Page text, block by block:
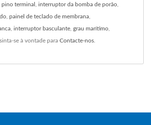
pino terminal interruptor da bomba de porão
painel de teclado de membrana
interruptor basculante grau marítimo
se à vontade para Contacte-nos